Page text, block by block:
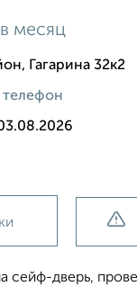
в месяц
Гагарина 32к2
телефон
сейф-дверь,